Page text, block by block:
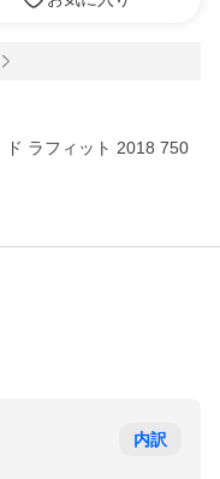
ド ラフィット 2018 750
内訳